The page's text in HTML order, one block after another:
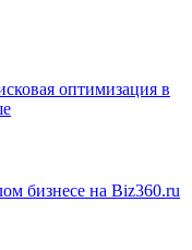
оптимизация в
бизнесе на Biz360.ru